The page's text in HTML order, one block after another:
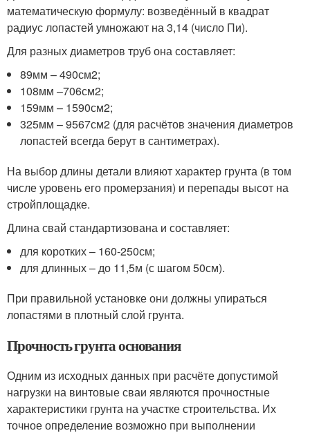
математическую формулу: возведённый в квадрат
радиус лопастей умножают на 3,14 (число Пи).
Для разных диаметров труб она составляет:
89мм – 490см2;
108мм –706см2;
159мм – 1590см2;
325мм – 9567см2 (для расчётов значения диаметров
лопастей всегда берут в сантиметрах).
На выбор длины детали влияют характер грунта (в том
числе уровень его промерзания) и перепады высот на
стройплощадке.
Длина свай стандартизована и составляет:
для коротких – 160-250см;
для длинных – до 11,5м (с шагом 50см).
При правильной установке они должны упираться
лопастями в плотный слой грунта.
Прочность грунта основания
Одним из исходных данных при расчёте допустимой
нагрузки на винтовые сваи являются прочностные
характеристики грунта на участке строительства. Их
точное определение возможно при выполнении